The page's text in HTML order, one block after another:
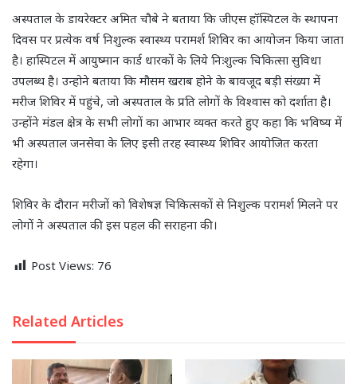
अस्पताल के डायरेक्टर अमित चौबे ने बताया कि जीएस हॉस्पिटल के स्थापना
दिवस पर प्रत्येक वर्ष निशुल्क स्वास्थ्य परामर्श शिविर का आयोजन किया जाता
है। हास्पिटल में आयुष्मान कार्ड धारकों के लिये निःशुल्क चिकित्सा सुविधा
उपलब्ध है। उन्होने बताया कि मौसम खराब होने के बावजूद बड़ी संख्या में
मरीज शिविर में पहुंचे, जो अस्पताल के प्रति लोगों के विश्वास को दर्शाता है।
उन्होंने मंडल क्षेत्र के सभी लोगों का आभार व्यक्त करते हुए कहा कि भविष्य में
भी अस्पताल जनसेवा के लिए इसी तरह स्वास्थ्य शिविर आयोजित करता
रहेगा।
शिविर के दौरान मरीजों को विशेषज्ञ चिकित्सकों से निशुल्क परामर्श मिलने पर
लोगों ने अस्पताल की इस पहल की सराहना की।
Post Views: 76
Related Articles